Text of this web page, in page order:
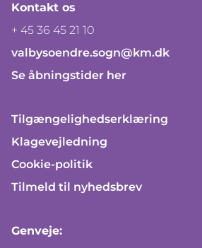
Kontakt os
+ 45 36 45 21 10
valbysoendre.sogn@km.dk
Se åbningstider her
Tilgængelighedserklæring
Klagevejledning
Cookie-politik
Tilmeld til nyhedsbrev
Genveje: